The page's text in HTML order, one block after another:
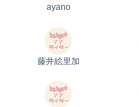
ayano
藤井絵里加